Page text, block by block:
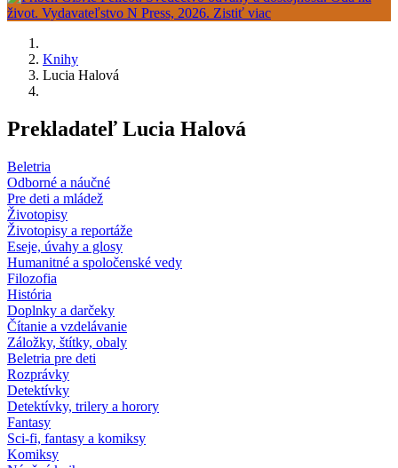
Knihy
Lucia Halová
Prekladateľ Lucia Halová
Beletria
Odborné a náučné
Pre deti a mládež
Životopisy
Životopisy a reportáže
Eseje, úvahy a glosy
Humanitné a spoločenské vedy
Filozofia
História
Doplnky a darčeky
Čítanie a vzdelávanie
Záložky, štítky, obaly
Beletria pre deti
Rozprávky
Detektívky
Detektívky, trilery a horory
Fantasy
Sci-fi, fantasy a komiksy
Komiksy